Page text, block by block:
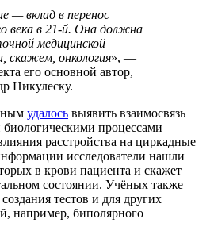
— вклад в перенос
века в 21-й. Она должна
медицинской
скажем, онкология», —
его основной автор,
Никулеску.
удалось выявить взаимосвязь
процессами
расстройства на циркадные
исследователи нашли
в крови пациента и скажет
состоянии. Учёных также
тестов и для других
например, биполярного